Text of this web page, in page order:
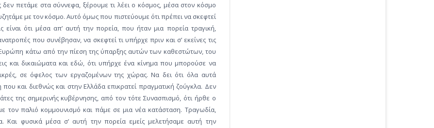
δεν πετάμε στα σύννεφα, ξέρουμε τι λέει ο κόσμος, μέσα στον κόσμο
με τον κόσμο. Αυτό όμως που πιστεύουμε ότι πρέπει να σκεφτεί
είναι ότι μέσα απ’ αυτή την πορεία, που ήταν μια πορεία τραγική,
που συνέβησαν, να σκεφτεί τι υπήρχε πριν και σ’ εκείνες τις
κάτω από την πίεση της ύπαρξης αυτών των καθεστώτων, του
και δικαιώματα και εδώ, ότι υπήρχε ένα κίνημα που μπορούσε να
σε όφελος των εργαζομένων της χώρας. Να δει ότι όλα αυτά
και διεθνώς και στην Ελλάδα επικρατεί πραγματική ζούγκλα. Δεν
της σημερινής κυβέρνησης, από τον τότε Συνασπισμό, ότι ήρθε ο
τον παλιό κομμουνισμό και πάμε σε μια νέα κατάσταση. Τραγωδία,
Και φυσικά μέσα σ’ αυτή την πορεία εμείς μελετήσαμε αυτή την